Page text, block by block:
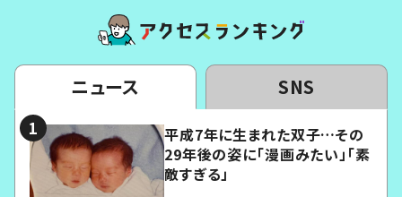
ニュース SNS
平成7年に生まれた双子…その
29年後の姿に「漫画みたい」「素
敵すぎる」